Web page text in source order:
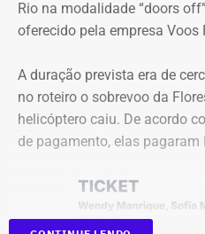
041/2025 que foi objeto de
pelo TCE, o aditivo recém-
procedimento licitatório
036/2022.
Ainda que se trate de
dos pagamentos e a
Geo Ambiental
exatamente no momento em
de Obras e os contratos de
Como vai ser o
O formato do debate
perguntas e respostas,
participantes e espaço para
A ordem das perguntas será
mediador apenas fará a
Rio na modalidade “doors
oferecido pela empresa Voos
A duração prevista era de
no roteiro o sobrevoo da
helicóptero caiu. De acordo
de pagamento, elas pagaram